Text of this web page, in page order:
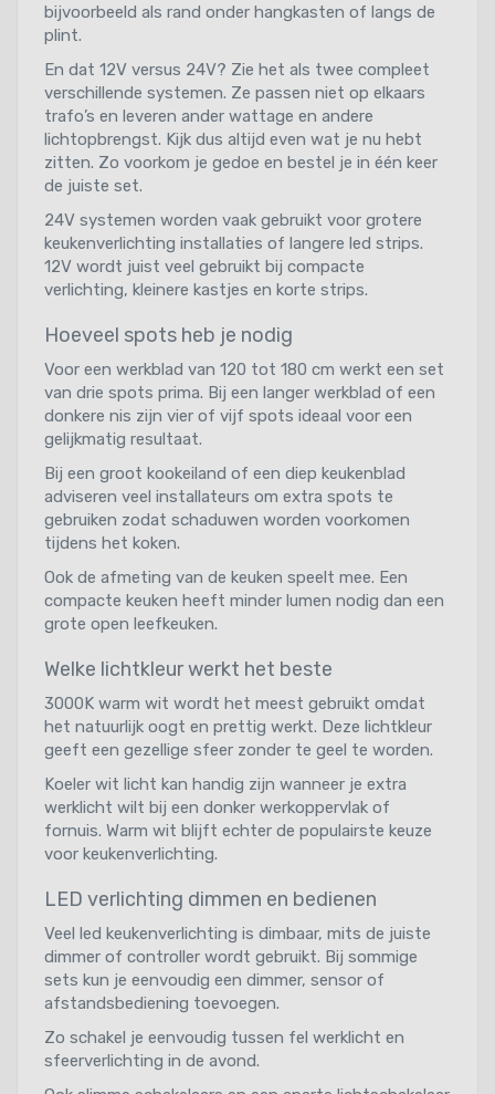
bijvoorbeeld als rand onder hangkasten of langs de
plint.
En dat 12V versus 24V? Zie het als twee compleet
verschillende systemen. Ze passen niet op elkaars
trafo’s en leveren ander wattage en andere
lichtopbrengst. Kijk dus altijd even wat je nu hebt
zitten. Zo voorkom je gedoe en bestel je in één keer
de juiste set.
24V systemen worden vaak gebruikt voor grotere
keukenverlichting installaties of langere led strips.
12V wordt juist veel gebruikt bij compacte
verlichting, kleinere kastjes en korte strips.
Hoeveel spots heb je nodig
Voor een werkblad van 120 tot 180 cm werkt een set
van drie spots prima. Bij een langer werkblad of een
donkere nis zijn vier of vijf spots ideaal voor een
gelijkmatig resultaat.
Bij een groot kookeiland of een diep keukenblad
adviseren veel installateurs om extra spots te
gebruiken zodat schaduwen worden voorkomen
tijdens het koken.
Ook de afmeting van de keuken speelt mee. Een
compacte keuken heeft minder lumen nodig dan een
grote open leefkeuken.
Welke lichtkleur werkt het beste
3000K warm wit wordt het meest gebruikt omdat
het natuurlijk oogt en prettig werkt. Deze lichtkleur
geeft een gezellige sfeer zonder te geel te worden.
Koeler wit licht kan handig zijn wanneer je extra
werklicht wilt bij een donker werkoppervlak of
fornuis. Warm wit blijft echter de populairste keuze
voor keukenverlichting.
LED verlichting dimmen en bedienen
Veel led keukenverlichting is dimbaar, mits de juiste
dimmer of controller wordt gebruikt. Bij sommige
sets kun je eenvoudig een dimmer, sensor of
afstandsbediening toevoegen.
Zo schakel je eenvoudig tussen fel werklicht en
sfeerverlichting in de avond.